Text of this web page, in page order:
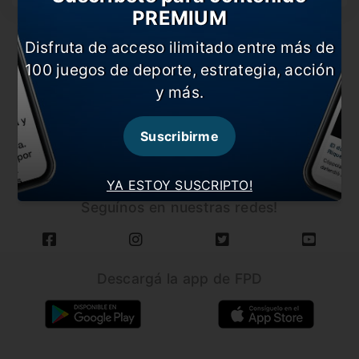
CARGAR MÁS NOTICIAS
Seguínos en nuestras redes!
YA ESTOY SUSCRIPTO!
PREMIUM
Disfruta de acceso ilimitado entre más de
100 juegos de deporte, estrategia, acción
y más.
Suscribirme